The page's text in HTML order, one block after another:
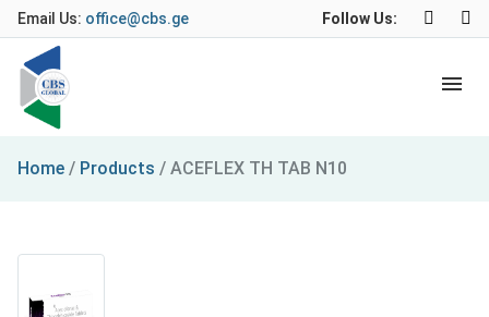
Email Us: office@cbs.ge Follow Us:
Home / Products / ACEFLEX TH TAB N10